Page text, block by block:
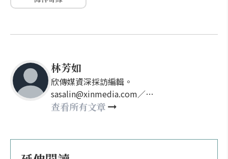
林芳如
欣傳媒資深採訪編輯。
sasalin@xinmedia.com／
happy21917@gmail.com
查看所有文章